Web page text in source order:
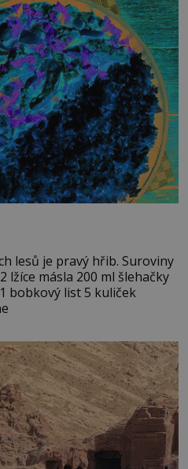
je pravý hřib. Suroviny
lžíce másla 200 ml šlehačky
bobkový list 5 kuliček